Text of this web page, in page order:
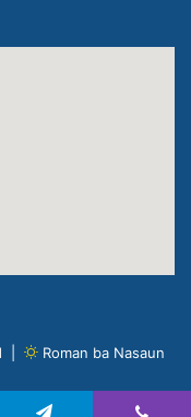
| Roman ba Nasaun